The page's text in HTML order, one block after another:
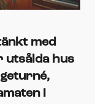
med
utsålda hus
i